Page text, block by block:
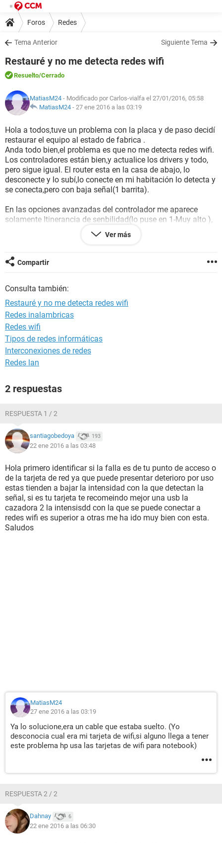
Foros Redes
Tema Anterior Siguiente Tema
Restauré y no me detecta redes wifi
Resuelto/Cerrado
MatiasM24 - Modificado por Carlos-vialfa el 27/01/2016, 05:58
MatiasM24 - 27 ene 2016 a las 03:19
Hola a todos,tuve un problema con la placa y de paso decidí
restaurar el equipo al estado de fabrica .
Anda todo bien,el problema es que no me detecta redes wifi.
Los controladores están bien,y actualice los drivers y todo,
pero sigue igual. El router esta en la casa de abajo, lo
desconecte y lo subí,lo conecte en mi habitación lo detecta y
se conecta,pero con baja señal(1 barrita).
En las opciones avanzadas del controlador me aparece
solamente Itinerancia de senbilidad(lo puse en 1-Muy alto ),
802.11 n de soporte adhloc (por default viene desactivada
pero intente activandola y sigue igual),Radio de
multimedia/juego (viene desactivada,la active y todo pero
no tiene nada que ver).
Tengo una 802.11 n wireless lan card.
Pd: Es una pc de escritorio.
Ver más
Compartir
Consulta también:
Restauré y no me detecta redes wifi
Redes inalambricas
Redes wifi
Tipos de redes informáticas
Interconexiones de redes
Redes lan
2 respuestas
RESPUESTA 1 / 2
santiagobedoya 193
22 ene 2016 a las 03:48
Hola primero identificar si la falla es de tu punto de acceso o
de la tarjeta de red ya que puede presentar deterioro por uso
estas tienden a bajar la intensidad con la que detectan la
señal, si es tu tarjeta te recomeindo mejor una usb la
cazadora 2 la intensisdd con la que se puede conectar a
redes wifi es superior a otras me ha ido muy bien con esta.
Saludos
MatiasM24
27 ene 2016 a las 03:19
Ya lo solucione,era un cable que estaba suelto. (Yo
desconocia cual era mi tarjeta de wifi,si alguno llega a tener
este problema hp usa las tarjetas de wifi para notebook)
RESPUESTA 2 / 2
Dahnay 6
22 ene 2016 a las 06:30